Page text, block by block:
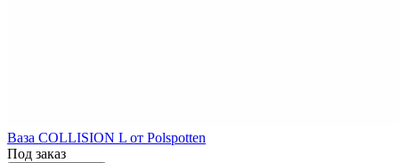
Ваза COLLISION L от Polspotten
Под заказ